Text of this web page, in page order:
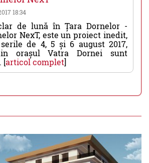
18:34
de lună în Țara Dornelor -
NexT, este un proiect inedit,
de 4, 5 și 6 august 2017,
orașul Vatra Dornei sunt
[articol complet]